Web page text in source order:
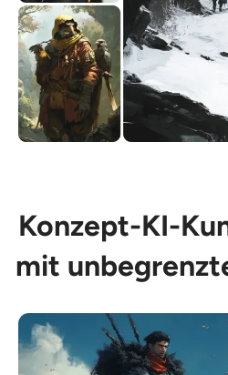
Konzept-KI-
mit